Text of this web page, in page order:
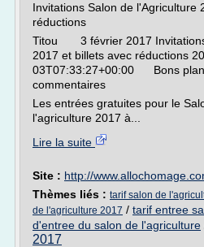
Invitations Salon de l'Agriculture
réductions
Titou 3 février 2017 Invitations
2017 et billets avec réductions
03T07:33:27+00:00 Bons
commentaires
Les entrées gratuites pour le
l'agriculture 2017 à...
Lire la suite
Site : http://
Thèmes liés : tarif salon de
de l'agriculture 2017 / tarif entree
d'entree du salon de l'agriculture
2017